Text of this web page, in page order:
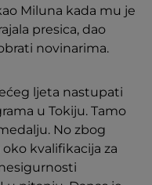
Miluna kada mu je
presica, dao
novinarima.
ljeta nastupati
u Tokiju. Tamo
No zbog
kvalifikacija za